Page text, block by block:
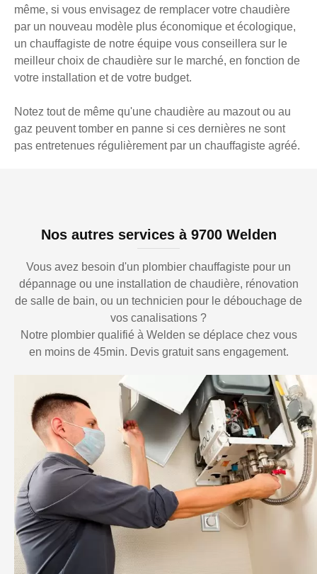
même, si vous envisagez de remplacer votre chaudière
par un nouveau modèle plus économique et écologique,
un chauffagiste de notre équipe vous conseillera sur le
meilleur choix de chaudière sur le marché, en fonction de
votre installation et de votre budget.
Notez tout de même qu'une chaudière au mazout ou au
gaz peuvent tomber en panne si ces dernières ne sont
pas entretenues régulièrement par un chauffagiste agréé.
Nos autres services à 9700 Welden
Vous avez besoin d'un plombier chauffagiste pour un
dépannage ou une installation de chaudière, rénovation
de salle de bain, ou un technicien pour le débouchage de
vos canalisations ?
Notre plombier qualifié à Welden se déplace chez vous
en moins de 45min. Devis gratuit sans engagement.